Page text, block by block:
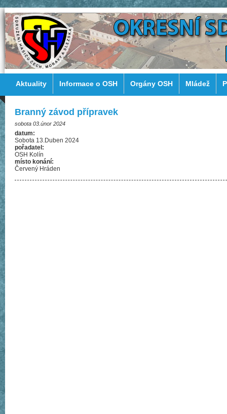
Aktuality Informace o OSH Orgány OSH Mládež
Branný závod přípravek
sobota 03.únor 2024
datum:
Sobota 13.Duben 2024
pořadatel:
OSH Kolín
místo konání:
Červený Hráden